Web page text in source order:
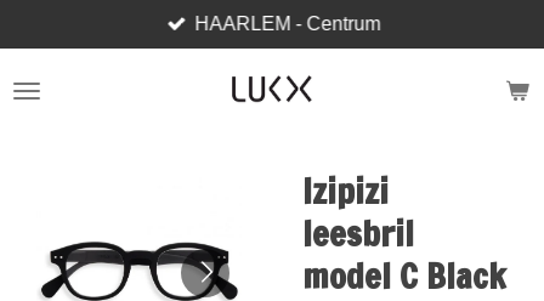
direct
naar
HAARLEM - Centrum
Izipizi
leesbril
model C Black